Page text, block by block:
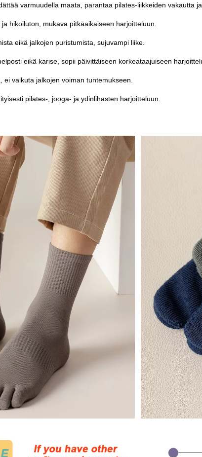
varmuudella maata, parantaa pilates-liikkeiden vakautta
hikoiluton, mukava pitkäaikaiseen harjoitteluun.
eikä jalkojen puristumista, sujuvampi liike.
eikä karise, sopii päivittäiseen korkeataajuiseen
ei vaikuta jalkojen voiman tuntemukseen.
pilates-, jooga- ja ydinlihasten harjoitteluun.